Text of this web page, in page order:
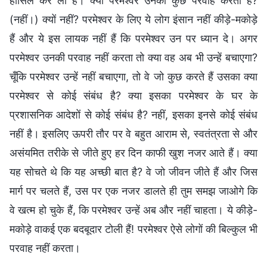
(नहीं।) क्यों नहीं? परमेश्वर के लिए ये लोग इंसान नहीं कीड़े-मकोड़े
हैं और ये इस लायक नहीं हैं कि परमेश्वर उन पर ध्यान दे। अगर
परमेश्वर उनकी परवाह नहीं करता तो क्या वह अब भी उन्हें बचाएगा?
चूँकि परमेश्वर उन्हें नहीं बचाएगा, तो वे जो कुछ करते हैं उसका क्या
परमेश्वर से कोई संबंध है? क्या इसका परमेश्वर के घर के
प्रशासनिक आदेशों से कोई संबंध है? नहीं, इसका इनसे कोई संबंध
नहीं है। इसलिए ऊपरी तौर पर वे बहुत आराम से, स्वतंत्रता से और
असंयमित तरीके से जीते हुए हर दिन काफी खुश नजर आते हैं। क्या
यह सोचते थे कि यह अच्छी बात है? वे जो जीवन जीते हैं और जिस
मार्ग पर चलते हैं, उस पर एक नजर डालते ही तुम समझ जाओगे कि
वे खत्म हो चुके हैं, कि परमेश्वर उन्हें अब और नहीं चाहता। ये कीड़े-
मकोड़े वाकई एक बदबूदार टोली हैं! परमेश्वर ऐसे लोगों की बिल्कुल भी
परवाह नहीं करता।